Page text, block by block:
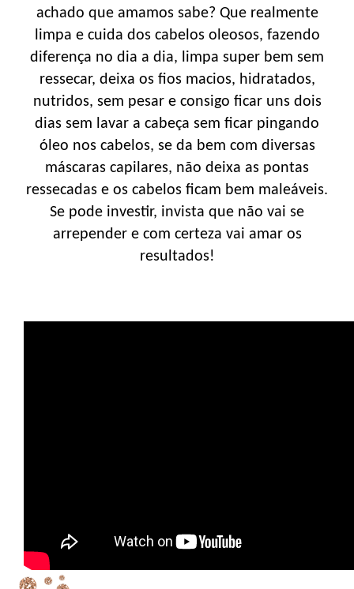
achado que amamos sabe? Que realmente
limpa e cuida dos cabelos oleosos, fazendo
diferença no dia a dia, limpa super bem sem
ressecar, deixa os fios macios, hidratados,
nutridos, sem pesar e consigo ficar uns dois
dias sem lavar a cabeça sem ficar pingando
óleo nos cabelos, se da bem com diversas
máscaras capilares, não deixa as pontas
ressecadas e os cabelos ficam bem maleáveis.
Se pode investir, invista que não vai se
arrepender e com certeza vai amar os
resultados!